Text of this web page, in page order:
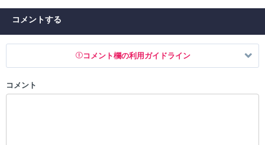
コメントする
コメント欄の利用ガイドライン
以下の書き込みを禁止とし、場合によってはコメント削除や書き込み制
コメント